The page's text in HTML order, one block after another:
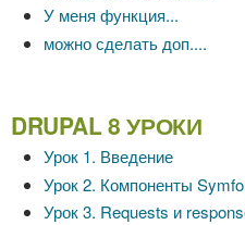
У меня функция...
можно сделать доп....
DRUPAL 8 УРОКИ
Урок 1. Введение
Урок 2. Компоненты
Урок 3. Requests и